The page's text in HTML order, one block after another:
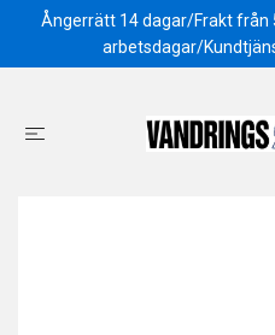
Ångerrätt 14 dagar/Frakt från
arbetsdagar/